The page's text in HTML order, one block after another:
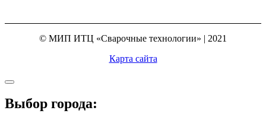
© МИП ИТЦ «Сварочные технологии» | 2021
Карта сайта
Выбор города: